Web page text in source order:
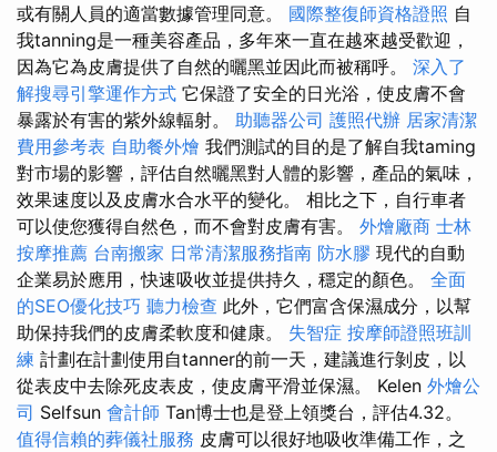
或有關人員的適當數據管理同意。 國際整復師資格證照 自
我tanning是一種美容產品，多年來一直在越來越受歡迎，
因為它為皮膚提供了自然的曬黑並因此而被稱呼。 深入了
解搜尋引擎運作方式 它保證了安全的日光浴，使皮膚不會
暴露於有害的紫外線輻射。 助聽器公司 護照代辦 居家清潔
費用參考表 自助餐外燴 我們測試的目的是了解自我taming
對市場的影響，評估自然曬黑對人體的影響，產品的氣味，
效果速度以及皮膚水合水平的變化。 相比之下，自行車者
可以使您獲得自然色，而不會對皮膚有害。 外燴廠商 士林
按摩推薦 台南搬家 日常清潔服務指南 防水膠 現代的自動
企業易於應用，快速吸收並提供持久，穩定的顏色。 全面
的SEO優化技巧 聽力檢查 此外，它們富含保濕成分，以幫
助保持我們的皮膚柔軟度和健康。 失智症 按摩師證照班訓
練 計劃在計劃使用自tanner的前一天，建議進行剝皮，以
從表皮中去除死皮表皮，使皮膚平滑並保濕。 Kelen 外燴公
司 Selfsun 會計師 Tan博士也是登上領獎台，評估4.32。
值得信賴的葬儀社服務 皮膚可以很好地吸收準備工作，之